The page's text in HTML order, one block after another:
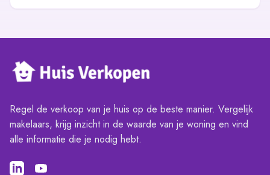
Regel de verkoop van je huis op de beste manier. Vergelijk
makelaars, krijg inzicht in de waarde van je woning en vind
alle informatie die je nodig hebt.